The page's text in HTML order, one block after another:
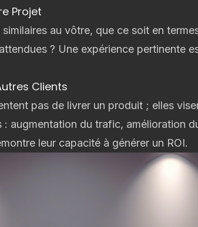
Projet
au vôtre, que ce soit en
? Une expérience pertinente
Clients
pas de livrer un produit ; elles
augmentation du trafic, amélioration
leur capacité à générer un ROI.